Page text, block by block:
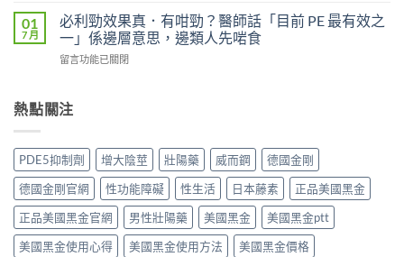
多
久？〉
中
者
真
評
效
析：
從
秒
出
到
持
久
Oral
Jelly）
整
西
非
液
態
劑
型
的
真
而
鋼
（Viagra，
西
非）
值
得
買？
藥
效
持
續
01
7 月
必利勁效果真．有咁勁？醫師話「目前 PE 最有效之
一」係邊層意思，邊類人先啱食
在
勁
效
真．
有
咁
勁？
醫
師
話
留言功能已關閉
熱點關注
PDE5抑制劑 增大陰莖 壯陽藥 威而鋼
德國金剛
德國金剛官網
性功能障礙 性生活 日本藤素
正品美國黑金
正品美國黑金官網
男性壯陽藥 美國黑金
美國黑金ptt
美國黑金使用心得
美國黑金使用方法 美國黑金價格